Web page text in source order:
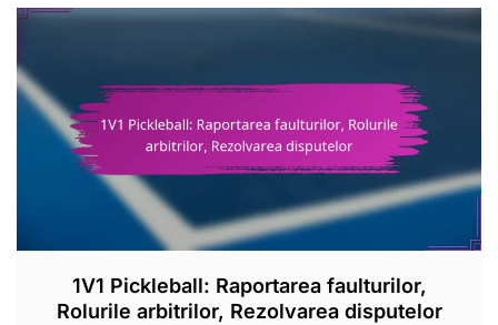
1V1 Pickleball: Raportarea faulturilor,
Rolurile arbitrilor, Rezolvarea disputelor